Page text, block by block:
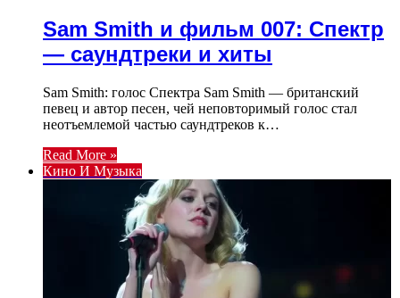
Sam Smith и фильм 007: Спектр
— саундтреки и хиты
Sam Smith: голос Спектра Sam Smith — британский
певец и автор песен, чей неповторимый голос стал
неотъемлемой частью саундтреков к…
Read More »
Кино И Музыка